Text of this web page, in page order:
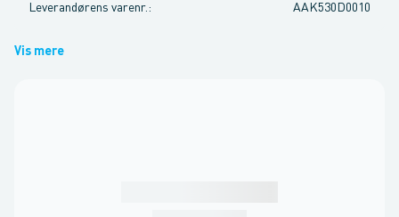
Leverandørens varenr. : AAK530D0010
Vis mere